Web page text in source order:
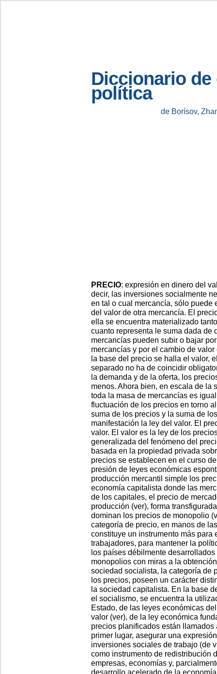
Diccionario de
política
de Borísov,
PRECIO: expresión en dinero del
decir, las inversiones socialmente
en tal o cual mercancía, sólo puede
del valor de otra mercancía. El
ella se encuentra materializado
cuanto representa le suma dada de
mercancías pueden subir o bajar
mercancías y por el cambio de
la base del precio se halla el valor,
separado no ha de coincidir
la demanda y de la oferta, los
menos. Ahora bien, en escala de la
toda la masa de mercancías es
fluctuación de los precios en torno
suma de los precios y la suma de
manifestación la ley del valor. El
valor. El valor es la ley de los
generalizada del fenómeno del
basada en la propiedad privada
precios se establecen en el curso
presión de leyes económicas
producción mercantil simple los
economía capitalista donde las
de los capitales, el precio de
producción (ver), forma
dominan los precios de monopolio
categoría de precio, en manos de
constituye un instrumento más para
trabajadores, para mantener la
los países débilmente
monopolios con miras a la
sociedad socialista, la categoría de
los precios, poseen un carácter
la sociedad capitalista. En la base
el socialismo, se encuentra la
Estado, de las leyes económicas
valor (ver), de la ley económica
precios planificados están
primer lugar, asegurar una
inversiones sociales de trabajo (de
como instrumento de redistribución
empresas, economías y,
desarrollo acelerado de la